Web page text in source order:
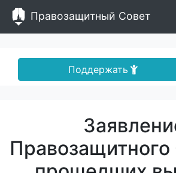
Правозащитный Совет
Поддержать
Правозащитного